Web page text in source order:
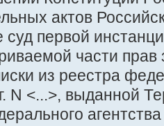
актов
первой
части прав
из реестра
N <...>, выданной